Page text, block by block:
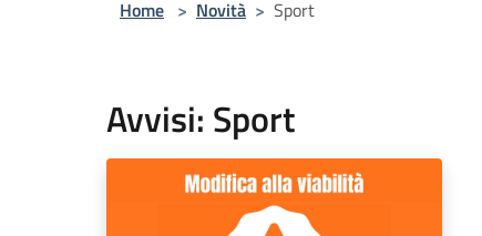
Home > Novità > Sport
Avvisi: Sport